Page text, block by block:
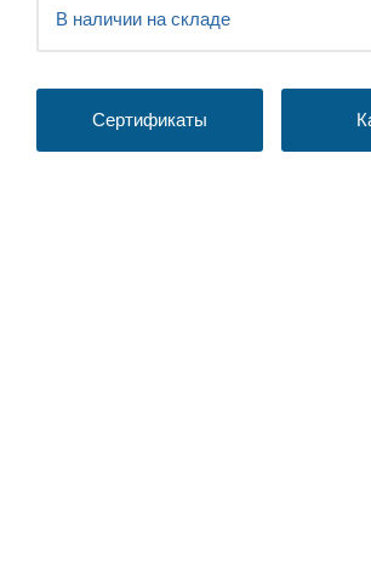
В наличии на складе
Сертификаты